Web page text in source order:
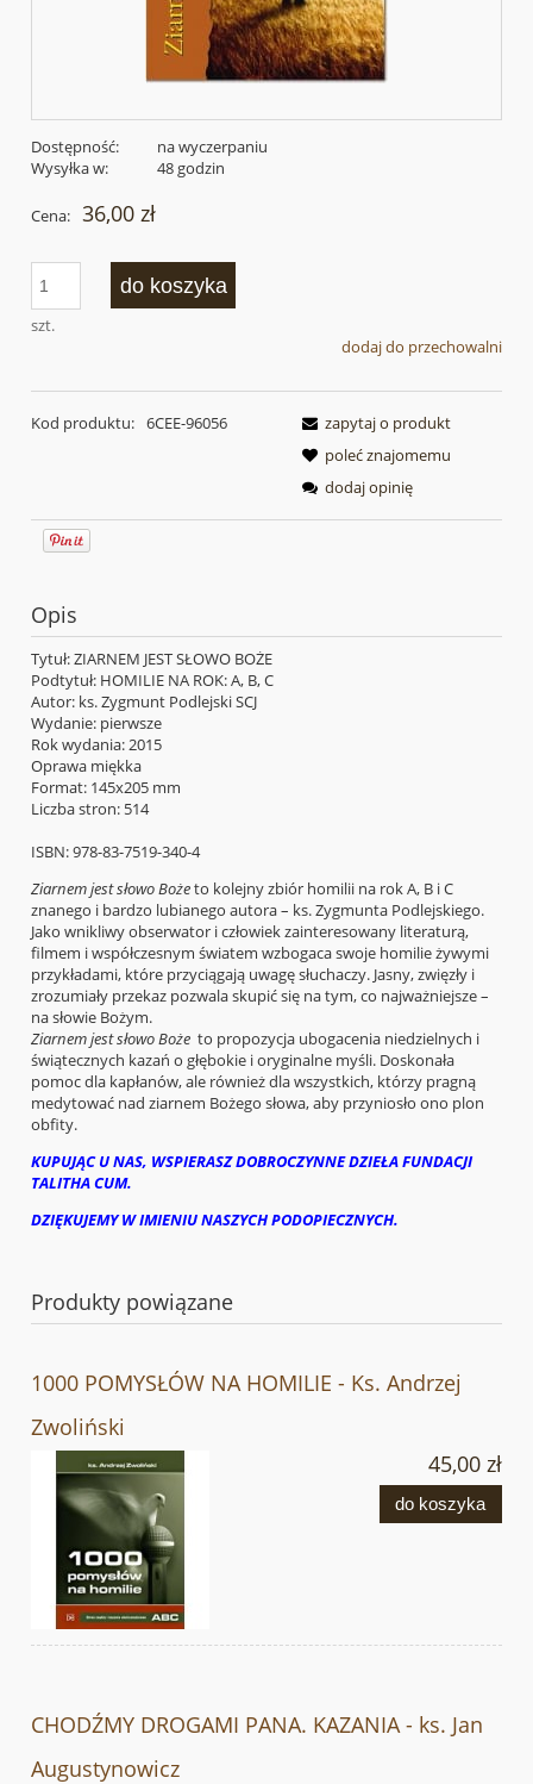
Dostępność:
na wyczerpaniu
Wysyłka w:
48 godzin
Cena: 36,00 zł
szt.
do koszyka
dodaj do przechowalni
Kod produktu: 6CEE-96056
zapytaj o produkt
poleć znajomemu
dodaj opinię
Opis
Tytuł: ZIARNEM JEST SŁOWO BOŻE
Podtytuł: HOMILIE NA ROK: A, B, C
Autor: ks. Zygmunt Podlejski SCJ
Wydanie: pierwsze
Rok wydania: 2015
Oprawa miękka
Format: 145x205 mm
Liczba stron: 514
ISBN: 978-83-7519-340-4
Ziarnem jest słowo Bożeto kolejny zbiór homilii na rok A, B i C
znanego i bardzo lubianego autora – ks. Zygmunta Podlejskiego.
Jako wnikliwy obserwator i człowiek zainteresowany literaturą,
filmem i współczesnym światem wzbogaca swoje homilie żywymi
przykładami, które przyciągają uwagę słuchaczy. Jasny, zwięzły i
zrozumiały przekaz pozwala skupić się na tym, co najważniejsze –
na słowie Bożym.
Ziarnem jest słowo Boże to propozycja ubogacenia niedzielnych i
świątecznych kazań o głębokie i oryginalne myśli. Doskonała
pomoc dla kapłanów, ale również dla wszystkich, którzy pragną
medytować nad ziarnem Bożego słowa, aby przyniosło ono plon
obfity.
KUPUJĄC U NAS, WSPIERASZ DOBROCZYNNE DZIEŁA FUNDACJI
TALITHA CUM.
DZIĘKUJEMY W IMIENIU NASZYCH PODOPIECZNYCH.
Produkty powiązane
1000 POMYSŁÓW NA HOMILIE - Ks. Andrzej
Zwoliński
45,00 zł
do koszyka
CHODŹMY DROGAMI PANA. KAZANIA - ks. Jan
Augustynowicz